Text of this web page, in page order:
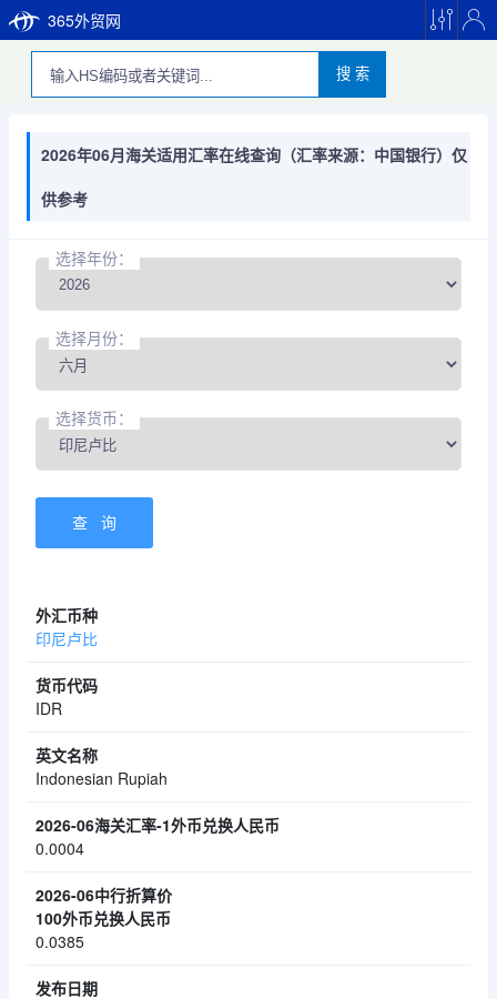
365外贸网
搜 索
2026年06月海关适用汇率在线查询（汇率来源：中国银行）仅
供参考
选择年份：
选择月份：
选择货币：
印尼卢比
IDR
Indonesian Rupiah
0.0004
0.0385